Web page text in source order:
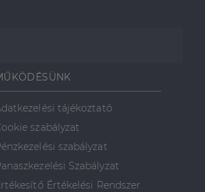
tájékoztató
szabályzat
szabályzat
Szabályzat
Értékelési Rendszer